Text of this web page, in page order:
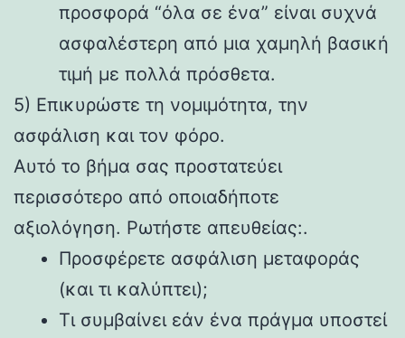
προσφορά “όλα σε ένα” είναι συχνά
ασφαλέστερη από μια χαμηλή βασική
τιμή με πολλά πρόσθετα.
5) Επικυρώστε τη νομιμότητα, την
ασφάλιση και τον φόρο.
Αυτό το βήμα σας προστατεύει
περισσότερο από οποιαδήποτε
αξιολόγηση. Ρωτήστε απευθείας:.
Προσφέρετε ασφάλιση μεταφοράς
(και τι καλύπτει);
Τι συμβαίνει εάν ένα πράγμα υποστεί